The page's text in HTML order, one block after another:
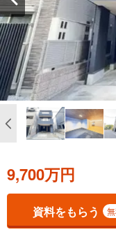
9,700万円
資料をもらう